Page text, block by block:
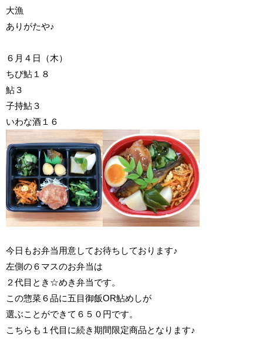
大漁
ありがたや♪
６月４日（木）
ちび鮎１８
鮎３
子持鮎３
いわな酒１６
今日もお弁当用意してお待ちしております♪
左側の６マスのお弁当は
２代目とき☆めき弁当です。
この惣菜６品に五目御飯OR鮎めしが
選ぶことができて６５０円です。
こちらも１代目に続き期間限定商品となります♪